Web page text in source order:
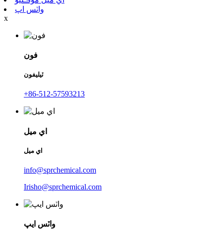
واٽس اپ
x
فون
ٽيليفون
+86-512-57593213
اي ميل
اي ميل
info@sprchemical.com
Irisho@sprchemical.com
واٽس ايپ